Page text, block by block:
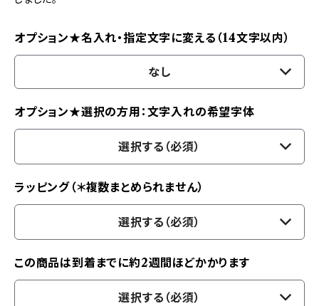
オプション★名入れ・指定文字に変える（14文字以内）
なし
オプション★選択の方用：文字入れの希望字体
選択する（必須）
ラッピング（＊複数まとめられません）
選択する（必須）
この商品は到着までに約2週間ほどかかります
選択する（必須）